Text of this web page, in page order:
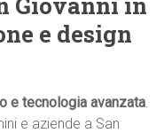
e design
e tecnologia avanzata.
e aziende a San